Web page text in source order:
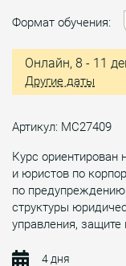
Формат обучения:
Онлайн, 8 - 11
Другие даты
Артикул: МС27409
Курс ориентирован
и юристов по
по
структуры
управления, защите
4 дня